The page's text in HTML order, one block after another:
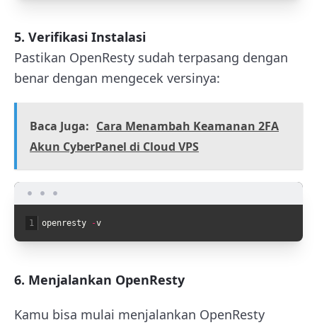
5. Verifikasi Instalasi
Pastikan OpenResty sudah terpasang dengan
benar dengan mengecek versinya:
Baca Juga: Cara Menambah Keamanan 2FA
Akun CyberPanel di Cloud VPS
1 openresty -v
6. Menjalankan OpenResty
Kamu bisa mulai menjalankan OpenResty